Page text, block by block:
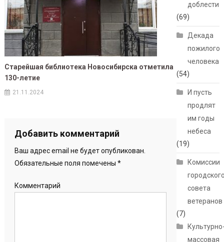
Старейшая библиотека Новосибирска отметила
130-летие
21.11.2024
Добавить комментарий
Ваш адрес email не будет опубликован.
Обязательные поля помечены *
Комментарий
доблести
(69)
Декада
пожилого
человека
(54)
И пусть
продлят
им годы
небеса
(19)
Комиссии
совета
ветеранов
(7)
массовая